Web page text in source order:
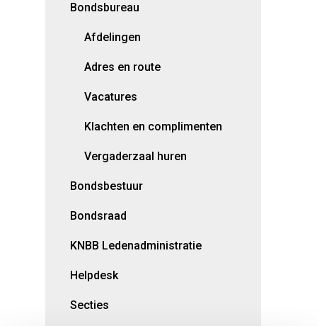
Bondsbureau
Afdelingen
Adres en route
Vacatures
Klachten en complimenten
Vergaderzaal huren
Bondsbestuur
Bondsraad
KNBB Ledenadministratie
Helpdesk
Secties